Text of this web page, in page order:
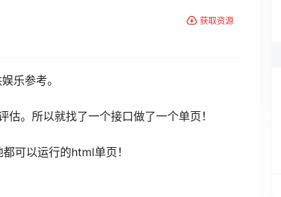
获取资源
乐参考。
估。所以就找了一个接口做了一个单页！
可以运行的html单页！